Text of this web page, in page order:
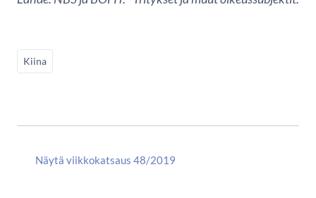
Kiina
Näytä viikkokatsaus 48/2019